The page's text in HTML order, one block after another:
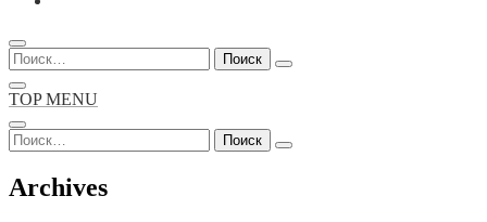
Найти:
TOP MENU
Найти:
Archives